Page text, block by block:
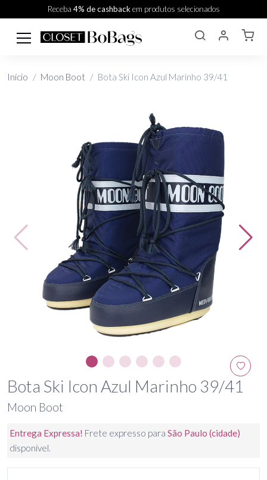
Receba 4% de cashbackem produtos selecionados
Início Moon Boot Bota Ski Icon Azul Marinho 39/41
Bota Ski Icon Azul Marinho 39/41
Moon Boot
Entrega Expressa! Frete expresso para São Paulo (cidade)
disponível.